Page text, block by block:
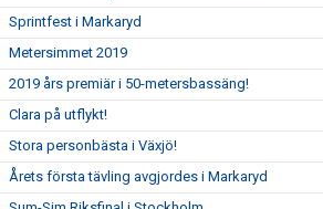
Sprintfest i Markaryd
Metersimmet 2019
2019 års premiär i 50-metersbassäng!
Clara på utflykt!
Stora personbästa i Växjö!
Årets första tävling avgjordes i Markaryd